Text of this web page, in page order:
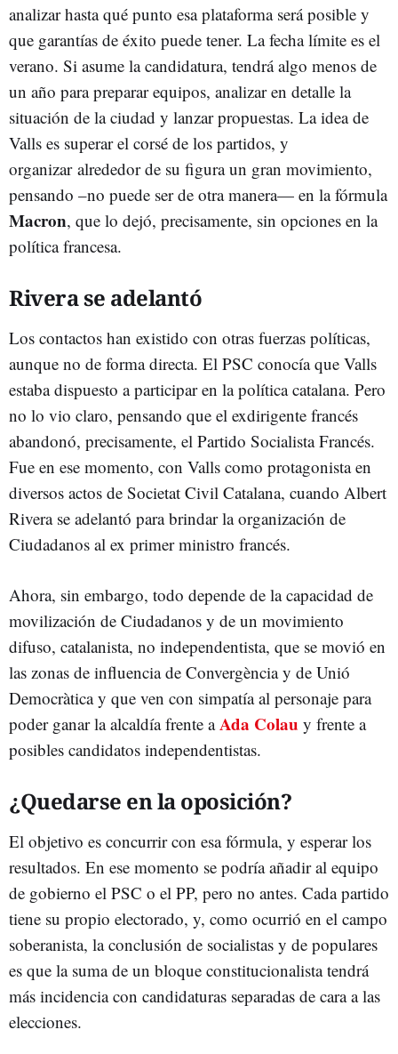
analizar hasta qué punto esa plataforma será posible y
que garantías de éxito puede tener. La fecha límite es el
verano. Si asume la candidatura, tendrá algo menos de
un año para preparar equipos, analizar en detalle la
situación de la ciudad y lanzar propuestas. La idea de
Valls es superar el corsé de los partidos, y
organizar alrededor de su figura un gran movimiento,
pensando –no puede ser de otra manera— en la fórmula
Macron, que lo dejó, precisamente, sin opciones en la
política francesa.
Rivera se adelantó
Los contactos han existido con otras fuerzas políticas,
aunque no de forma directa. El PSC conocía que Valls
estaba dispuesto a participar en la política catalana. Pero
no lo vio claro, pensando que el exdirigente francés
abandonó, precisamente, el Partido Socialista Francés.
Fue en ese momento, con Valls como protagonista en
diversos actos de Societat Civil Catalana, cuando Albert
Rivera se adelantó para brindar la organización de
Ciudadanos al ex primer ministro francés.
Ahora, sin embargo, todo depende de la capacidad de
movilización de Ciudadanos y de un movimiento
difuso, catalanista, no independentista, que se movió en
las zonas de influencia de Convergència y de Unió
Democràtica y que ven con simpatía al personaje para
poder ganar la alcaldía frente aAda Colau y frente a
posibles candidatos independentistas.
¿Quedarse en la oposición?
El objetivo es concurrir con esa fórmula, y esperar los
resultados. En ese momento se podría añadir al equipo
de gobierno el PSC o el PP, pero no antes. Cada partido
tiene su propio electorado, y, como ocurrió en el campo
soberanista, la conclusión de socialistas y de populares
es que la suma de un bloque constitucionalista tendrá
más incidencia con candidaturas separadas de cara a las
elecciones.